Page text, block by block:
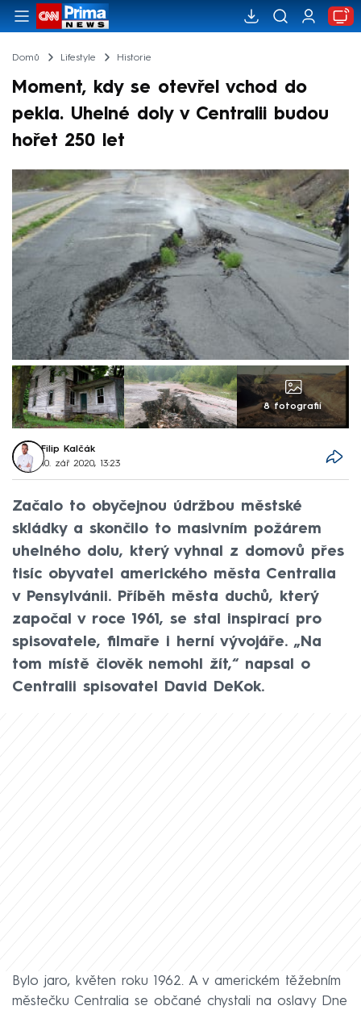
Domů Lifestyle Historie
Moment, kdy se otevřel vchod do
pekla. Uhelné doly v Centralii budou
hořet 250 let
8 fotografií
Filip Kalčák
10. zář 2020, 13:23
Začalo to obyčejnou údržbou městské
skládky a skončilo to masivním požárem
uhelného dolu, který vyhnal z domovů přes
tisíc obyvatel amerického města Centralia
v Pensylvánii. Příběh města duchů, který
započal v roce 1961, se stal inspirací pro
spisovatele, filmaře i herní vývojáře. „Na
tom místě člověk nemohl žít,“ napsal o
Centralii spisovatel David DeKok.
Bylo jaro, květen roku 1962. A v americkém těžebním
městečku Centralia se občané chystali na oslavy Dne